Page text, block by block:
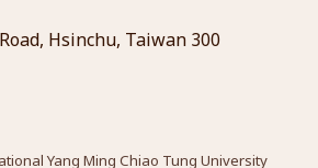
Hsinchu, Taiwan 300
Yang Ming Chiao Tung University